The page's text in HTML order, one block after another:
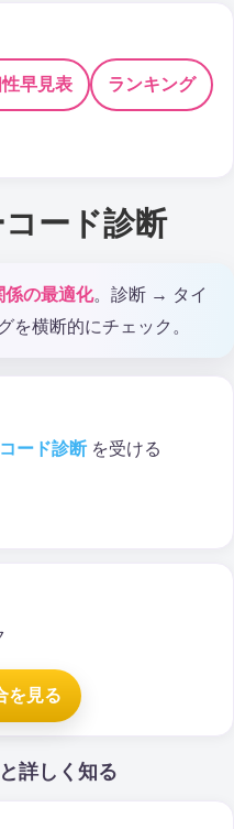
早見表 ランキング
ード診断
係の最適化。診断 → タイ
横断的にチェック。
ード診断 を受ける
を見る
詳しく知る